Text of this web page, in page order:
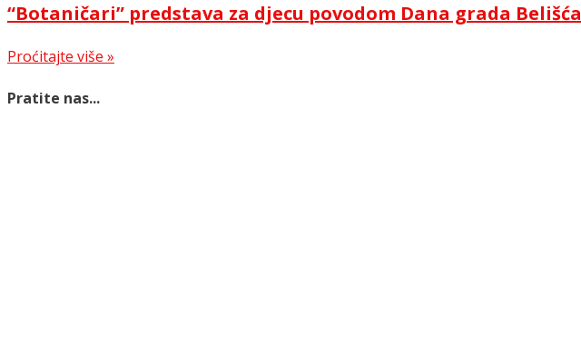
“Botaničari” predstava za djecu povodom Dana grada Belišća
Proćitajte više »
Pratite nas...